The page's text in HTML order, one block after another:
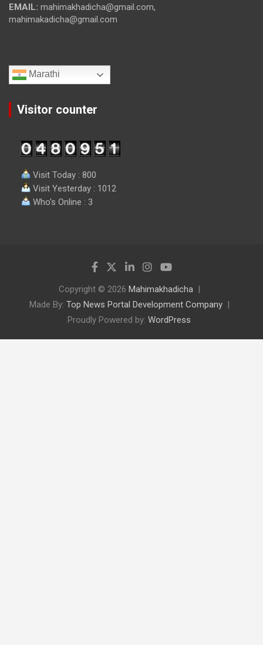
EMAIL: mahimakhadicha@gmail.com,
mahimakadicha@gmail.com
Marathi
Visitor counter
Visit Today : 800
Visit Yesterday : 1012
Who's Online : 3
Copyright © 2026 Mahimakhadicha
Made By: Top News Portal Development Company
Proudly Powered by: WordPress